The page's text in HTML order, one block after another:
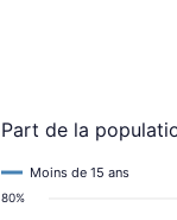
Part de la
80%
Moins de 15 ans